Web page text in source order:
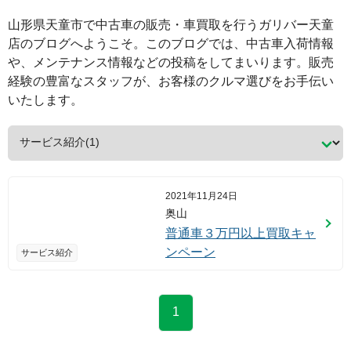
山形県天童市で中古車の販売・車買取を行う ガリバー天童
店のブログへようこそ。このブログでは、中古車入荷情報
や、メンテナンス情報などの投稿をしてまいります。販売
経験の豊富なスタッフが、お客様のクルマ選びをお手伝い
いたします。
サービス紹介
2021年11月24日
奥山
普通車３万円以上買取キャ
ンペーン
1